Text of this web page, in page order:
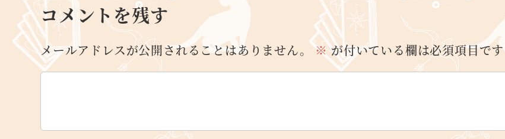
コメントを残す
メールアドレスが公開されることはありません。 ※が付いている欄は必須項目です